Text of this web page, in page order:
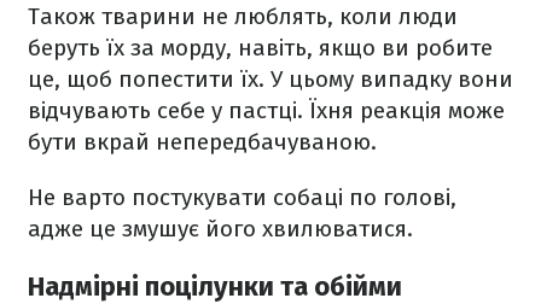
Також тварини не люблять, коли люди
беруть їх за морду, навіть, якщо ви робите
це, щоб попестити їх. У цьому випадку вони
відчувають себе у пастці. Їхня реакція може
бути вкрай непередбачуваною.
Не варто постукувати собаці по голові,
адже це змушує його хвилюватися.
Надмірні поцілунки та обійми